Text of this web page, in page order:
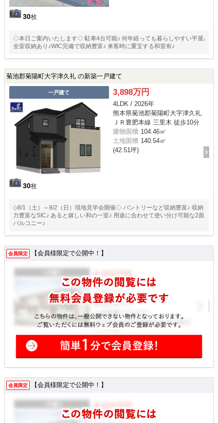
30枚
◇本日ご案内いたします◇ 駐車4台可能♪ 何年経っても暮らしやすい平屋♪
全室収納あり♪WIC完備で収納豊富♪ 来客時に重宝する和室有♪
菊池郡菊陽町大字津久礼 の新築一戸建て
一戸建て
30枚
3,898万円
4LDK / 2026年
熊本県菊池郡菊陽町大字津久礼
ＪＲ豊肥本線 三里木 徒歩10分
建物面積 104.46㎡
土地面積 140.54㎡
(42.51坪)
◇8/1（土）～8/2（日）現地見学会開催◇ パントリーなど収納豊富♪ 収納
力豊富なSIC♪ あると嬉しい和の一室♪ 用途に合わせて使い分け可能な2面
バルコニー♪
会員限定 【会員様限定で公開中！】
会員限定 【会員様限定で公開中！】